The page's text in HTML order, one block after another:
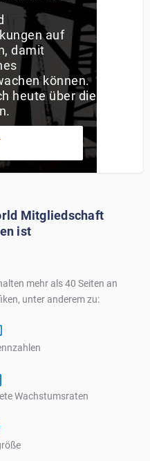
auf
damit
können.
heute über die
Mitgliedschaft
ist
mehr als 40 Seiten an
unter anderem zu:
Wachstumsraten